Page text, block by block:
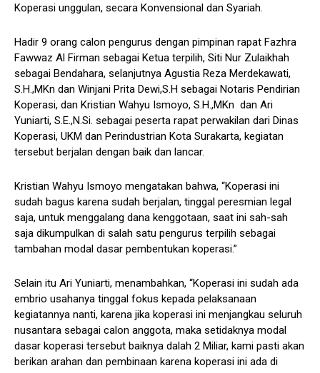
Koperasi unggulan, secara Konvensional dan Syariah.
Hadir 9 orang calon pengurus dengan pimpinan rapat Fazhra
Fawwaz Al Firman sebagai Ketua terpilih, Siti Nur Zulaikhah
sebagai Bendahara, selanjutnya Agustia Reza Merdekawati,
S.H.,MKn dan Winjani Prita Dewi,S.H sebagai Notaris Pendirian
Koperasi, dan Kristian Wahyu Ismoyo, S.H.,MKn dan Ari
Yuniarti, S.E.,N.Si. sebagai peserta rapat perwakilan dari Dinas
Koperasi, UKM dan Perindustrian Kota Surakarta, kegiatan
tersebut berjalan dengan baik dan lancar.
Kristian Wahyu Ismoyo mengatakan bahwa, “Koperasi ini
sudah bagus karena sudah berjalan, tinggal peresmian legal
saja, untuk menggalang dana kenggotaan, saat ini sah-sah
saja dikumpulkan di salah satu pengurus terpilih sebagai
tambahan modal dasar pembentukan koperasi.”
Selain itu Ari Yuniarti, menambahkan, “Koperasi ini sudah ada
embrio usahanya tinggal fokus kepada pelaksanaan
kegiatannya nanti, karena jika koperasi ini menjangkau seluruh
nusantara sebagai calon anggota, maka setidaknya modal
dasar koperasi tersebut baiknya dalah 2 Miliar, kami pasti akan
berikan arahan dan pembinaan karena koperasi ini ada di